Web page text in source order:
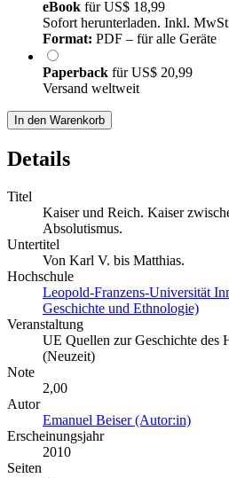
eBook fürUS$ 18,99
Sofort herunterladen. Inkl.
Format: PDF – für alle Geräte
Paperback fürUS$ 20,99
Versand weltweit
In den Warenkorb
Details
Titel
Kaiser und Reich. Kaiser
Absolutismus.
Untertitel
Von Karl V. bis Matthias.
Hochschule
Leopold-Franzens-Universität
Geschichte und Ethnologie)
Veranstaltung
UE Quellen zur Geschichte des
(Neuzeit)
Note
2,00
Autor
Emanuel Beiser (Autor:in)
Erscheinungsjahr
2010
Seiten